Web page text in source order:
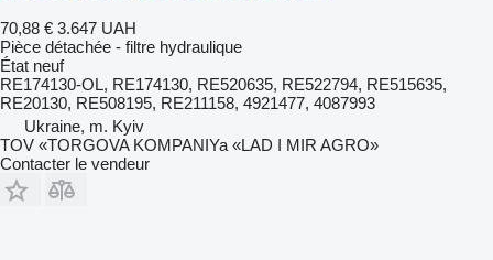
70,88 € 3.647 UAH
Pièce détachée - filtre hydraulique
État neuf
RE174130-OL, RE174130, RE520635, RE522794, RE515635,
RE20130, RE508195, RE211158, 4921477, 4087993
Ukraine, m. Kyiv
TOV «TORGOVA KOMPANIYa «LAD I MIR AGRO»
Contacter le vendeur